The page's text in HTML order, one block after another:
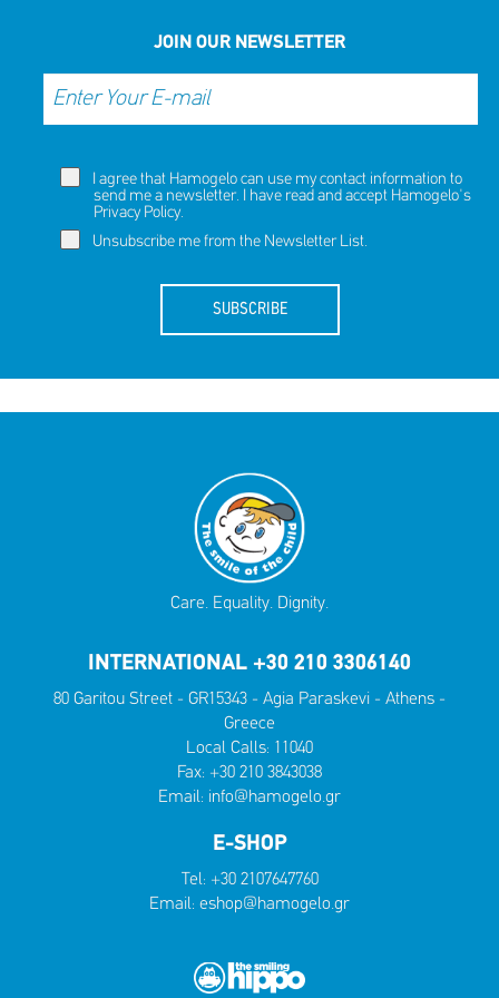
JOIN OUR NEWSLETTER
I agree that Hamogelo can use my contact information to
send me a newsletter. I have read and accept Hamogelo's
Privacy Policy.
Unsubscribe me from the Newsletter List.
SUBSCRIBE
Care. Equality. Dignity.
INTERNATIONAL +30 210 3306140
80 Garitou Street - GR15343 - Agia Paraskevi - Athens -
Greece
Local Calls: 11040
Fax: +30 210 3843038
Email: info@hamogelo.gr
E-SHOP
Tel: +30 2107647760
Email: eshop@hamogelo.gr